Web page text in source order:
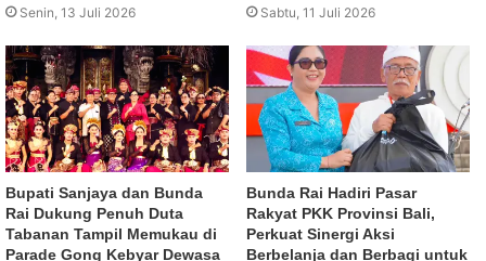
Senin, 13 Juli 2026 Sabtu, 11 Juli 2026
Bupati Sanjaya dan Bunda
Rai Dukung Penuh Duta
Tabanan Tampil Memukau di
Parade Gong Kebyar Dewasa
Bunda Rai Hadiri Pasar
Rakyat PKK Provinsi Bali,
Perkuat Sinergi Aksi
Berbelanja dan Berbagi untuk